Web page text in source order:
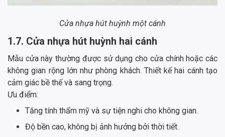
Cửa nhựa hút huỳnh một cánh
1.7. Cửa nhựa hút huỳnh hai cánh
Mẫu cửa này thường được sử dụng cho cửa chính hoặc các
không gian rộng lớn như phòng khách. Thiết kế hai cánh tạo
cảm giác bề thế và sang trọng.
Ưu điểm:
Tăng tính thẩm mỹ và sự tiện nghi cho không gian.
Độ bền cao, không bị ảnh hưởng bởi thời tiết.